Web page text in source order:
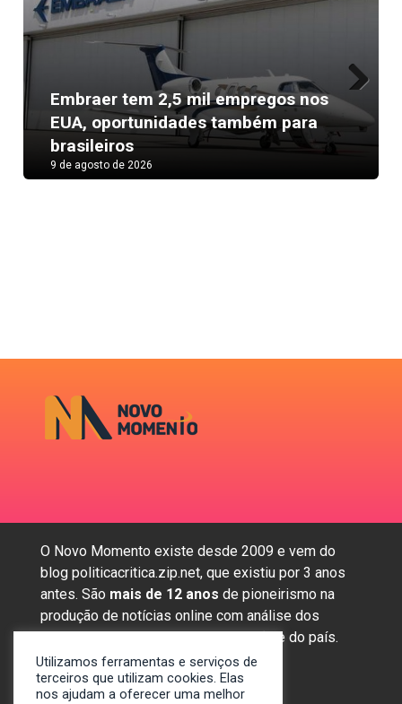
Embraer tem 2,5 mil empregos nos
EUA, oportunidades também para
brasileiros
9 de agosto de 2026
Next
O Novo Momento existe desde 2009 e vem do
blog politicacritica.zip.net, que existiu por 3 anos
antes. São mais de 12 anos de pioneirismo na
produção de notícias online com análise dos
assuntos mais importantes da região e do país.
Sobre nós
Utilizamos ferramentas e serviços de
terceiros que utilizam cookies. Elas
nos ajudam a oferecer uma melhor